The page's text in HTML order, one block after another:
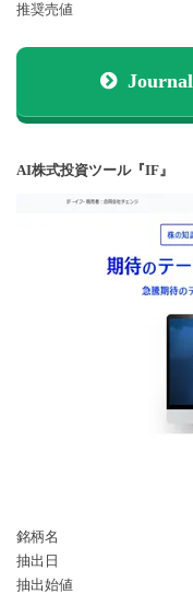
推奨売値
AI株式投資ツール『IF』
銘柄名
抽出日
抽出始値